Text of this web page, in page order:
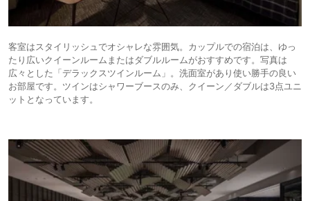
客室はスタイリッシュでオシャレな雰囲気。カップルでの宿泊は、ゆっ
たり広いクイーンルームまたはダブルルームがおすすめです。写真は
広々とした「デラックスツインルーム」。洗面室があり使い勝手の良い
お部屋です。ツインはシャワーブースのみ、クイーン／ダブルは3点ユニ
ットとなっています。